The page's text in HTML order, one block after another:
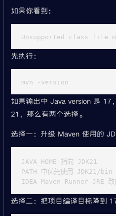
如果你看到：
先执行：
如果输出中 Java version 是 17
21，那么有两个选择。
选择一：升级 Maven 使用的
JAVA_HOME 指向 JDK21
PATH 中优先使用 JDK21/bin
选择二：把项目编译目标降到